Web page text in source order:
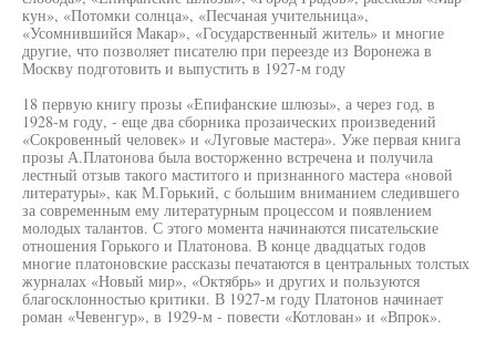
кун», «Потомки солнца», «Песчаная учительница»,
«Усомнившийся Макар», «Государственный житель» и многие
другие, что позволяет писателю при переезде из Воронежа в
Москву подготовить и выпустить в 1927-м году
18 первую книгу прозы «Епифанские шлюзы», а через год, в
1928-м году, - еще два сборника прозаических произведений
«Сокровенный человек» и «Луговые мастера». Уже первая книга
прозы А.Платонова была восторженно встречена и получила
лестный отзыв такого маститого и признанного мастера «новой
литературы», как М.Горький, с большим вниманием следившего
за современным ему литературным процессом и появлением
молодых талантов. С этого момента начинаются писательские
отношения Горького и Платонова. В конце двадцатых годов
многие платоновские рассказы печатаются в центральных толстых
журналах «Новый мир», «Октябрь» и других и пользуются
благосклонностью критики. В 1927-м году Платонов начинает
роман «Чевенгур», в 1929-м - повести «Котлован» и «Впрок».